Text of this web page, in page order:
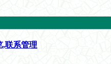
,联系管理